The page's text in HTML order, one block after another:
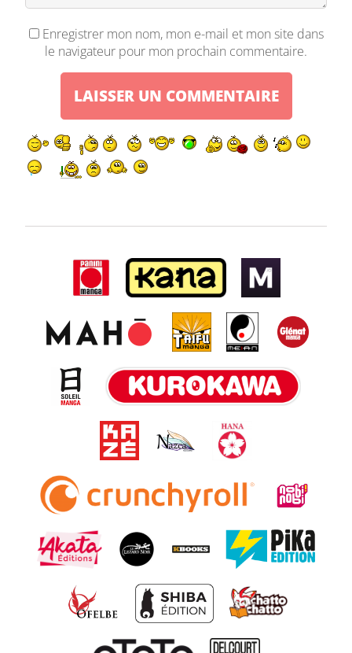
Enregistrer mon nom, mon e-mail et mon site dans
le navigateur pour mon prochain commentaire.